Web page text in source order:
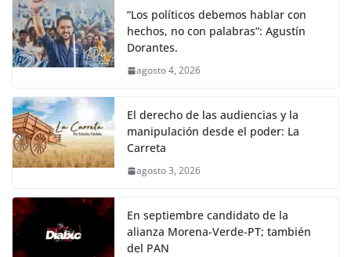
“Los políticos debemos hablar con
hechos, no con palabras”: Agustín
Dorantes.
agosto 4, 2026
El derecho de las audiencias y la
manipulación desde el poder: La
Carreta
agosto 3, 2026
En septiembre candidato de la
alianza Morena-Verde-PT; también
del PAN